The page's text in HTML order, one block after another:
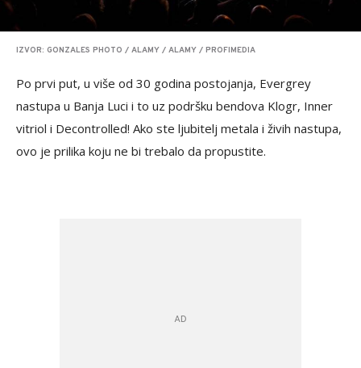
IZVOR: GONZALES PHOTO / ALAMY / ALAMY / PROFIMEDIA
Po prvi put, u više od 30 godina postojanja, Evergrey
nastupa u Banja Luci i to uz podršku bendova Klogr, Inner
vitriol i Decontrolled! Ako ste ljubitelj metala i živih nastupa,
ovo je prilika koju ne bi trebalo da propustite.